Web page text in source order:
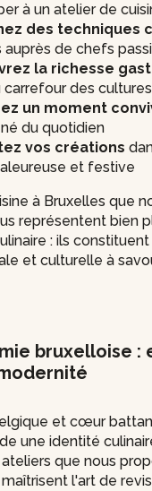
à un atelier de
des techniques
de chefs
la richesse
carrefour des cultures
un moment
du quotidien
vos créations
et festive
à Bruxelles que
représentent bien
: ils
et culturelle à
bruxelloise :
et cœur
une identité
que nous
l'art de